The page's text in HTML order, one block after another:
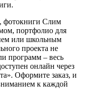
фотокниги Слим
портфолио для
или школьным
проекта не
программ – весь
онлайн через
Оформите заказ, и
к каждой